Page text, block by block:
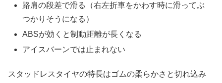
路肩の段差で滑る（右左折車をかわす時に滑ってぶ
つかりそうになる）
ABSが効くと制動距離が長くなる
アイスバーンでは止まれない
スタッドレスタイヤの特長はゴムの柔らかさと切れ込み